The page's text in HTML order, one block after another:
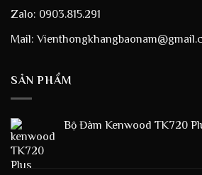
Zalo: 0903.815.291
Mail:
SẢN PHẨM
Bộ Đàm Kenwood TK720